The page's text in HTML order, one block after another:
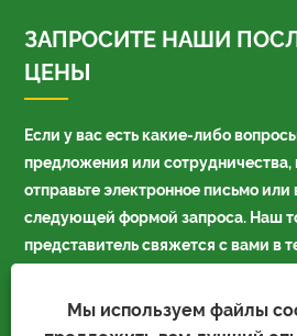
Мы используем файлы
ЗАПРОСИТЕ НАШИ
ЦЕНЫ
Если у вас есть какие-либо
предложения или сотрудничества,
отправьте электронное письмо или
следующей формой запроса. Наш
представитель свяжется с вами в